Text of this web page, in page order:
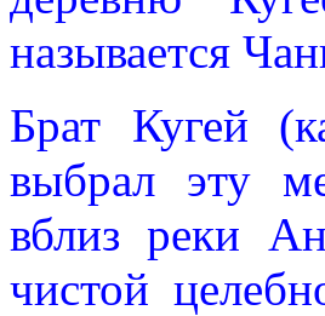
называется
Брат Кугей
выбрал эту
вблиз реки
чистой